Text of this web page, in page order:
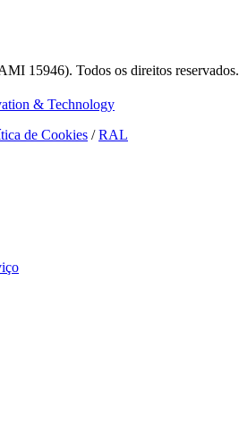
15946). Todos os direitos reservados.
& Technology
de Cookies /RAL